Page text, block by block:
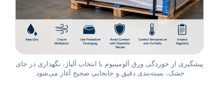
پیشگیری از خوردگی ورق آلومینیوم با انتخاب آلیاژ، نگهداری در جای
خشک، بسته‌بندی دقیق و جابجایی صحیح آغاز می‌شود.